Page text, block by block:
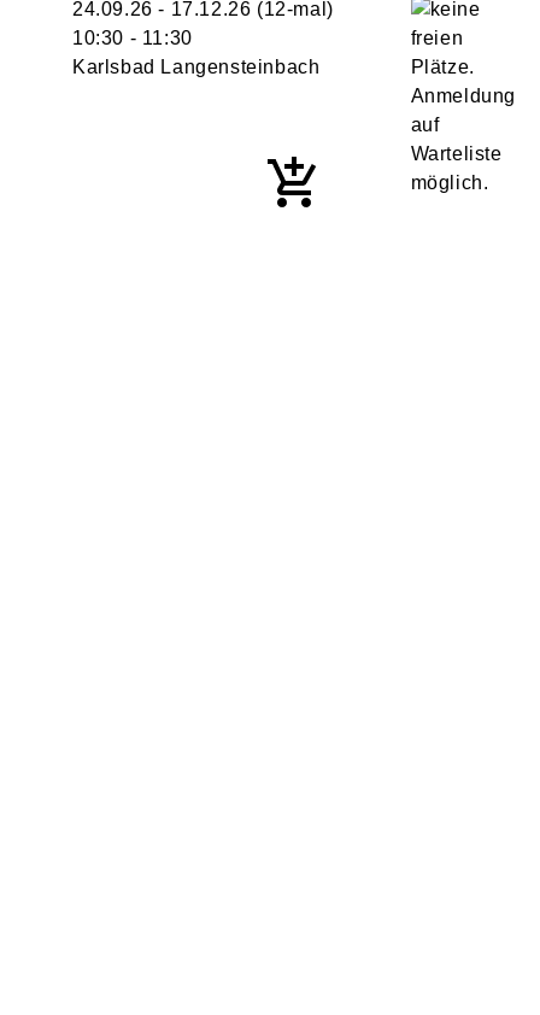
24.09.26 - 17.12.26 (12-mal)
10:30 - 11:30
Karlsbad Langensteinbach